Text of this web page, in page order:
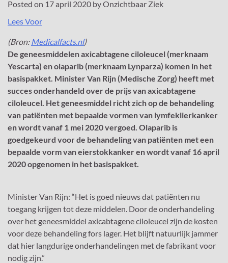
Posted on 17 april 2020 byOnzichtbaar Ziek
Lees Voor
(Bron:Medicalfacts.nl)
De geneesmiddelen axicabtagene ciloleucel (merknaam
Yescarta) en olaparib (merknaam Lynparza) komen in het
basispakket. Minister Van Rijn (Medische Zorg) heeft met
succes onderhandeld over de prijs van axicabtagene
ciloleucel. Het geneesmiddel richt zich op de behandeling
van patiënten met bepaalde vormen van lymfeklierkanker
en wordt vanaf 1 mei 2020 vergoed. Olaparib is
goedgekeurd voor de behandeling van patiënten met een
bepaalde vorm van eierstokkanker en wordt vanaf 16 april
2020 opgenomen in het basispakket.
Minister Van Rijn: “Het is goed nieuws dat patiënten nu
toegang krijgen tot deze middelen. Door de onderhandeling
over het geneesmiddel axicabtagene ciloleucel zijn de kosten
voor deze behandeling fors lager. Het blijft natuurlijk jammer
dat hier langdurige onderhandelingen met de fabrikant voor
nodig zijn.”